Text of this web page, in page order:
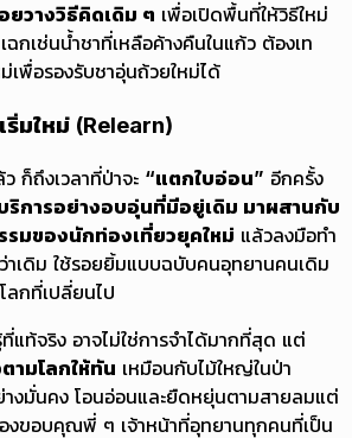
ยวางวิธีคิดเดิม ๆ เพื่อเปิดพื้นที่ให้วิธีใหม่
กเช่นน้ำชาที่เหลือค้างคืนในแก้ว ต้องเท
เพื่อรองรับชาอุ่นถ้วยใหม่ได้
มใหม่ (Relearn)
ก็ถึงเวลาที่ป่าจะ “แตกใบอ่อน” อีกครั้ง
ริการอย่างอบอุ่นที่มีอยู่เดิม มาผสานกับ
รมของนักท่องเที่ยวยุคใหม่ แล้วลงมือทำ
เดิม ใช้รอยยิ้มแบบฉบับคนอุทยานคนเดิม
ลกที่เปลี่ยนไป
แท้จริง อาจไม่ใช่การจำได้มากที่สุด แต่
ามโลกให้ทัน เหมือนกับไม้ใหญ่ในป่า
งมั่นคง โอนอ่อนและยืดหยุ่นตามสายลมแต่
งขอบคุณพี่ ๆ เจ้าหน้าที่อุทยานทุกคนที่เป็น